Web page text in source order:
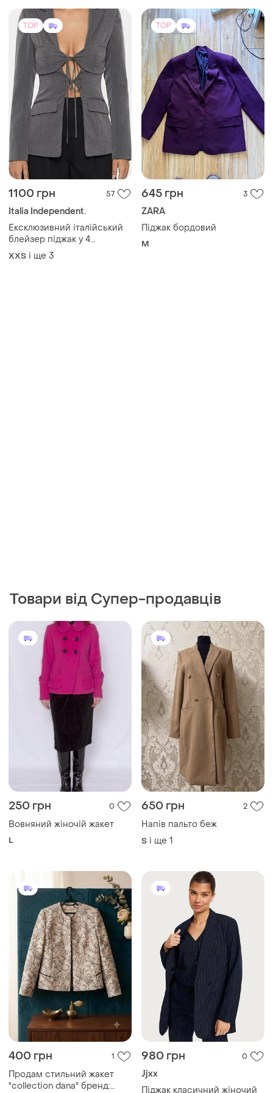
TOP
1100 грн 57
Italia Independent.
Ексклюзивний італійський
блейзер піджак у 4
кольорах сірий , рожевий,
чорний , беж
XХS і ще 3
TOP
645 грн 3
ZARA
Піджак бордовий
M
Товари від Супер-продавців
250 грн 0
Вовняний жіночій жакет
L
650 грн 2
Напів пальто беж
S і ще 1
400 грн 1
Продам стильний жакет
"collection dana" бренд:
980 грн 0
Jjxx
Піджак класичний жіночий